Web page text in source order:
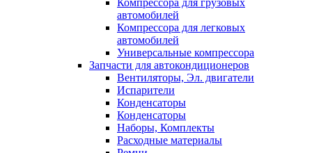
Компрессора для грузовых
автомобилей
Компрессора для легковых
автомобилей
Универсальные компрессора
Запчасти для автокондиционеров
Вентиляторы, Эл. двигатели
Испарители
Конденсаторы
Конденсаторы
Наборы, Комплекты
Расходные материалы